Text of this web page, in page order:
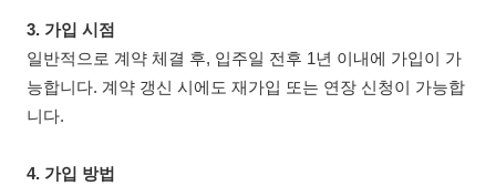
3. 가입 시점
일반적으로 계약 체결 후, 입주일 전후 1년 이내에 가입이 가
능합니다. 계약 갱신 시에도 재가입 또는 연장 신청이 가능합
니다.
4. 가입 방법